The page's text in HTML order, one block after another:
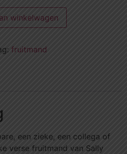
winkelwagen
fruitmand
een zieke, een collega of
verse fruitmand van Sally